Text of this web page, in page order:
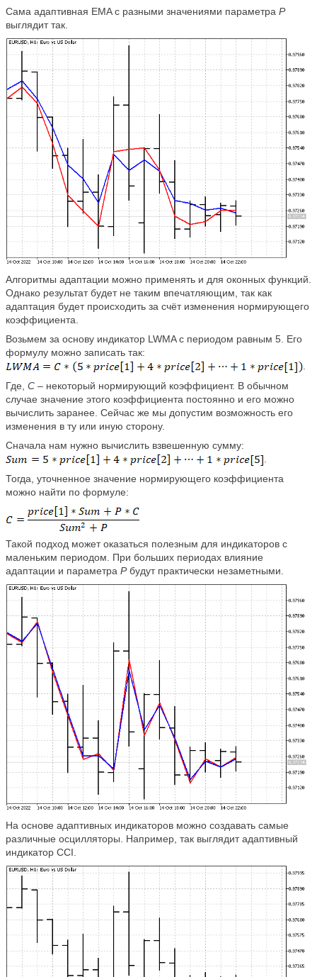
Сама адаптивная EMA с разными значениями параметра P
выглядит так.
Алгоритмы адаптации можно применять и для оконных функций.
Однако результат будет не таким впечатляющим, так как
адаптация будет происходить за счёт изменения нормирующего
коэффициента.
Возьмем за основу индикатор LWMA с периодом равным 5. Его
формулу можно записать так:
.
Где, C – некоторый нормирующий коэффициент. В обычном
случае значение этого коэффициента постоянно и его можно
вычислить заранее. Сейчас же мы допустим возможность его
изменения в ту или иную сторону.
Сначала нам нужно вычислить взвешенную сумму:
.
Тогда, уточненное значение нормирующего коэффициента
можно найти по формуле:
Такой подход может оказаться полезным для индикаторов с
маленьким периодом. При больших периодах влияние
адаптации и параметра Pбудут практически незаметными.
На основе адаптивных индикаторов можно создавать самые
различные осцилляторы. Например, так выглядит адаптивный
индикатор CCI.